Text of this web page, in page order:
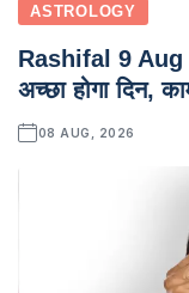
ASTROLOGY
Rashifal 9 Aug
अच्छा होगा दिन,
08 AUG, 2026